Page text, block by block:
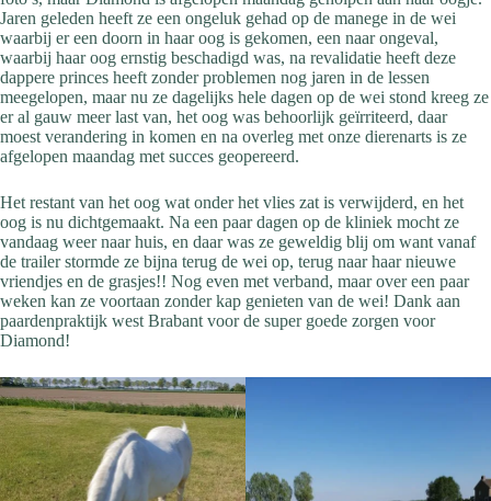
Jaren geleden heeft ze een ongeluk gehad op de manege in de wei
waarbij er een doorn in haar oog is gekomen, een naar ongeval,
waarbij haar oog ernstig beschadigd was, na revalidatie heeft deze
dappere princes heeft zonder problemen nog jaren in de lessen
meegelopen, maar nu ze dagelijks hele dagen op de wei stond kreeg ze
er al gauw meer last van, het oog was behoorlijk geïrriteerd, daar
moest verandering in komen en na overleg met onze dierenarts is ze
afgelopen maandag met succes geopereerd.
Het restant van het oog wat onder het vlies zat is verwijderd, en het
oog is nu dichtgemaakt. Na een paar dagen op de kliniek mocht ze
vandaag weer naar huis, en daar was ze geweldig blij om want vanaf
de trailer stormde ze bijna terug de wei op, terug naar haar nieuwe
vriendjes en de grasjes!! Nog even met verband, maar over een paar
weken kan ze voortaan zonder kap genieten van de wei! Dank aan
paardenpraktijk west Brabant voor de super goede zorgen voor
Diamond!